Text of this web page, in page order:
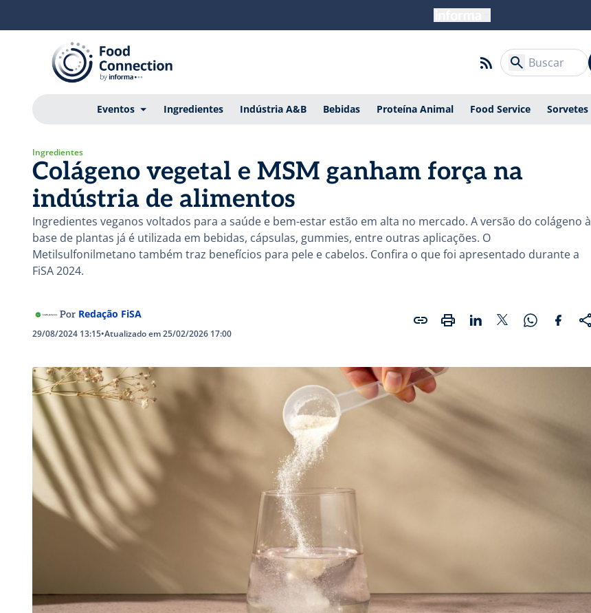
Eventos Ingredientes Indústria A&B Bebidas Proteína Animal Food Service Sorvetes
Ingredientes
Colágeno vegetal e MSM ganham força na
indústria de alimentos
Ingredientes veganos voltados para a saúde e bem-estar estão em alta no mercado. A versão do colágeno à
base de plantas já é utilizada em bebidas, cápsulas, gummies, entre outras aplicações. O
Metilsulfonilmetano também traz benefícios para pele e cabelos. Confira o que foi apresentado durante a
FiSA 2024.
Por Redação FiSA
29/08/2024 13:15•Atualizado em 25/02/2026 17:00